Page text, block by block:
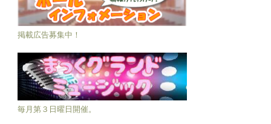
掲載広告募集中！
毎月第３日曜日開催。